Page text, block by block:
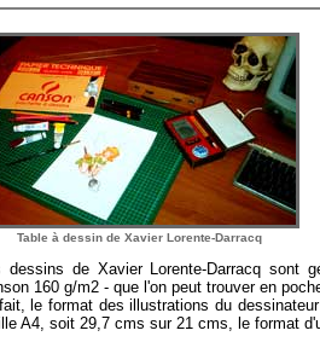
Table à dessin de Xavier Lorente-Darracq
dessins de Xavier Lorente-Darracq sont
160 g/m2 - que l'on peut trouver en
le format des illustrations du
A4, soit 29,7 cms sur 21 cms, le format